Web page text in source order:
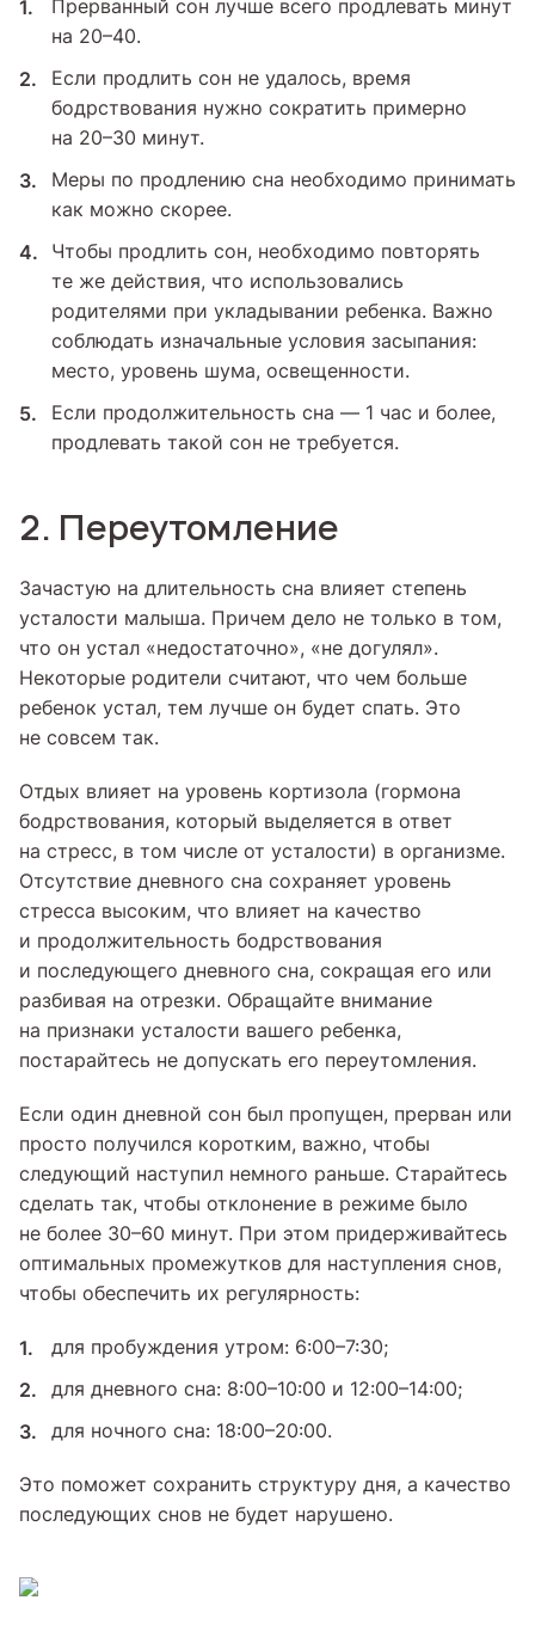
Прерванный сон лучше всего продлевать минут
на 20–40.
Если продлить сон не удалось, время
бодрствования нужно сократить примерно
на 20–30 минут.
Меры по продлению сна необходимо принимать
как можно скорее.
Чтобы продлить сон, необходимо повторять
те же действия, что использовались
родителями при укладывании ребенка. Важно
соблюдать изначальные условия засыпания:
место, уровень шума, освещенности.
Если продолжительность сна — 1 час и более,
продлевать такой сон не требуется.
2. Переутомление
Зачастую на длительность сна влияет степень
усталости малыша. Причем дело не только в том,
что он устал «недостаточно», «не догулял».
Некоторые родители считают, что чем больше
ребенок устал, тем лучше он будет спать. Это
не совсем так.
Отдых влияет на уровень кортизола (гормона
бодрствования, который выделяется в ответ
на стресс, в том числе от усталости) в организме.
Отсутствие дневного сна сохраняет уровень
стресса высоким, что влияет на качество
и продолжительность бодрствования
и последующего дневного сна, сокращая его или
разбивая на отрезки. Обращайте внимание
на признаки усталости вашего ребенка,
постарайтесь не допускать его переутомления.
Если один дневной сон был пропущен, прерван или
просто получился коротким, важно, чтобы
следующий наступил немного раньше. Старайтесь
сделать так, чтобы отклонение в режиме было
не более 30–60 минут. При этом придерживайтесь
оптимальных промежутков для наступления снов,
чтобы обеспечить их регулярность:
для пробуждения утром: 6:00–7:30;
для дневного сна: 8:00–10:00 и 12:00–14:00;
для ночного сна: 18:00–20:00.
Это поможет сохранить структуру дня, а качество
последующих снов не будет нарушено.